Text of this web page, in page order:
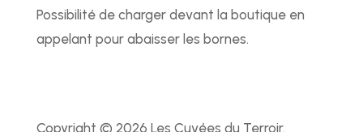
Possibilité de charger devant la boutique en
appelant pour abaisser les bornes.
Copyright © 2026 Les Cuvées du Terroir.